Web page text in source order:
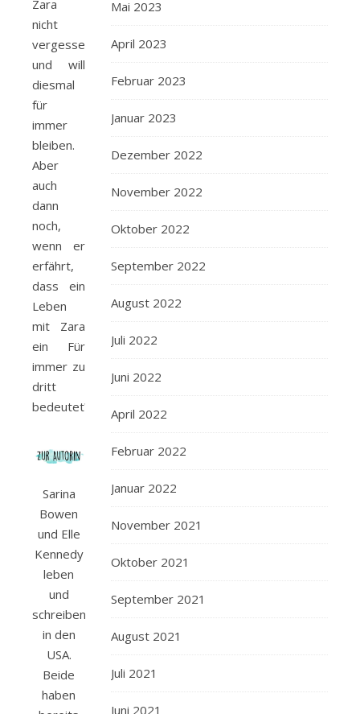
Zara
nicht
vergessen
und will
diesmal
für
immer
bleiben.
Aber
auch
dann
noch,
wenn er
erfährt,
dass ein
Leben
mit Zara
ein Für
immer zu
dritt
bedeutet?
Sarina
Bowen
und Elle
Kennedy
leben
und
schreiben
in den
USA.
Beide
haben
Mai 2023
April 2023
Februar 2023
Januar 2023
Dezember 2022
November 2022
Oktober 2022
September 2022
August 2022
Juli 2022
Juni 2022
April 2022
Februar 2022
Januar 2022
November 2021
Oktober 2021
September 2021
August 2021
Juli 2021
Juni 2021